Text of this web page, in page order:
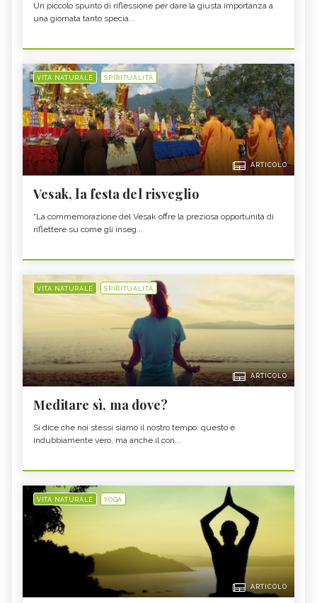
Un piccolo spunto di riflessione per dare la giusta importanza a
una giornata tanto specia...
VITA NATURALE SPIRITUALITÀ
ARTICOLO
Vesak, la festa del risveglio
“La commemorazione del Vesak offre la preziosa opportunità di
riflettere su come gli inseg...
VITA NATURALE SPIRITUALITÀ
ARTICOLO
Meditare sì, ma dove?
Si dice che noi stessi siamo il nostro tempo: questo è
indubbiamente vero, ma anche il con...
VITA NATURALE YOGA
ARTICOLO